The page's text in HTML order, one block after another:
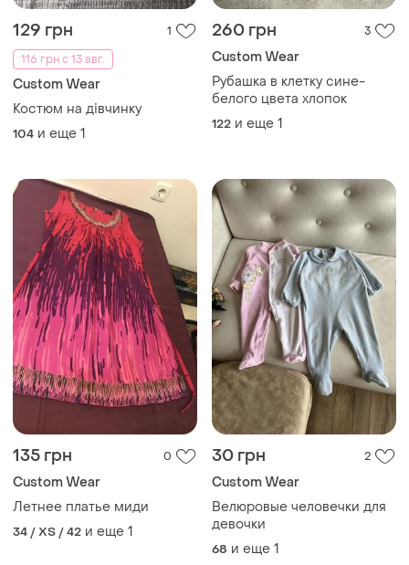
129 грн
1
116 грн с 13 авг.
Сustom Wear
Костюм на дівчинку
104 и еще 1
260 грн 3
Сustom Wear
Рубашка в клетку сине-
белого цвета хлопок
122 и еще 1
135 грн 0
Сustom Wear
Летнее платье миди
34 / XS / 42 и еще 1
30 грн 2
Сustom Wear
Велюровые человечки для
девочки
68 и еще 1